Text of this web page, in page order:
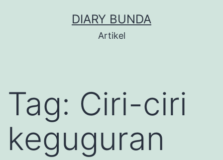
DIARY BUNDA
Artikel
Tag: Ciri-ciri
keguguran